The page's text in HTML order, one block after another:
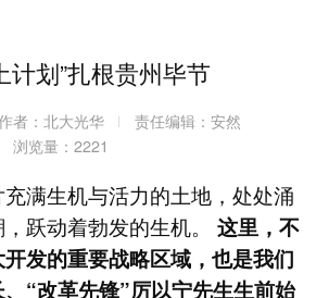
计划”扎根贵州毕节
者：北大光华
责任编辑：安然
浏览量：2221
满生机与活力的土地，处处涌
跃动着勃发的生机。 这里，不
发的重要战略区域，也是我们
“改革先锋”厉以宁先生生前始